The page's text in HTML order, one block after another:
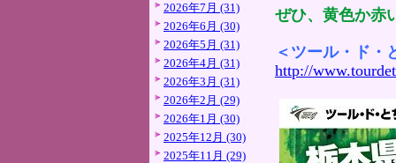
2026年7月 (31)
2026年6月 (30)
2026年5月 (31)
2026年4月 (31)
2026年3月 (31)
2026年2月 (29)
2026年1月 (30)
2025年12月 (30)
2025年11月 (29)
ぜひ、黄色か赤
＜ツール・ド・
http://